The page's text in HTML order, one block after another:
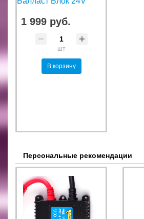
1 999 руб.
шт
В корзину
Персональные рекомендации